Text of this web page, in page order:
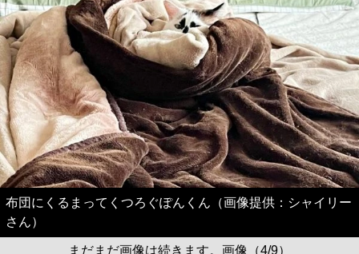
布団にくるまってくつろぐぽんくん（画像提供：シャイリー
さん）
まだまだ画像は続きます。画像（4/9）